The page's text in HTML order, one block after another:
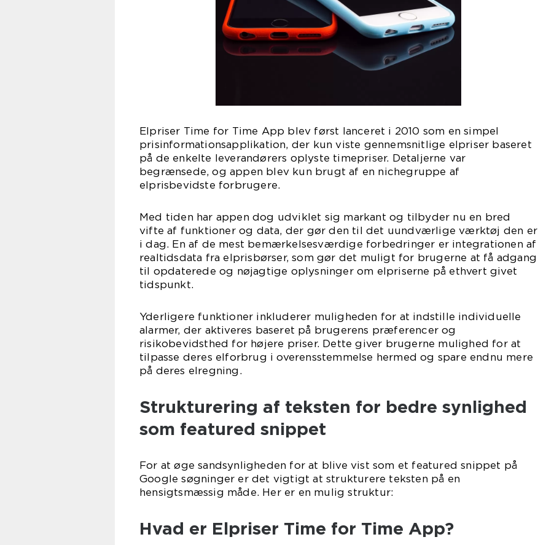
Elpriser Time for Time App blev først lanceret i 2010 som en simpel
prisinformationsapplikation, der kun viste gennemsnitlige elpriser baseret
på de enkelte leverandørers oplyste timepriser. Detaljerne var
begrænsede, og appen blev kun brugt af en nichegruppe af
elprisbevidste forbrugere.
Med tiden har appen dog udviklet sig markant og tilbyder nu en bred
vifte af funktioner og data, der gør den til det uundværlige værktøj den er
i dag. En af de mest bemærkelsesværdige forbedringer er integrationen af
realtidsdata fra elprisbørser, som gør det muligt for brugerne at få adgang
til opdaterede og nøjagtige oplysninger om elpriserne på ethvert givet
tidspunkt.
Yderligere funktioner inkluderer muligheden for at indstille individuelle
alarmer, der aktiveres baseret på brugerens præferencer og
risikobevidsthed for højere priser. Dette giver brugerne mulighed for at
tilpasse deres elforbrug i overensstemmelse hermed og spare endnu mere
på deres elregning.
Strukturering af teksten for bedre synlighed
som featured snippet
For at øge sandsynligheden for at blive vist som et featured snippet på
Google søgninger er det vigtigt at strukturere teksten på en
hensigtsmæssig måde. Her er en mulig struktur:
Hvad er Elpriser Time for Time App?